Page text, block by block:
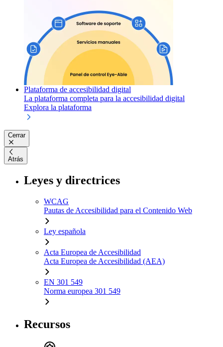
Plataforma de accesibilidad digital
La plataforma completa para la accesibilidad digital
Explora la plataforma
Cerrar
Atrás
Leyes y directrices
WCAG
Pautas de Accesibilidad para el Contenido Web
Ley española
Acta Europea de Accesibilidad
Acta Europea de Accesibilidad (AEA)
EN 301 549
Norma europea 301 549
Recursos